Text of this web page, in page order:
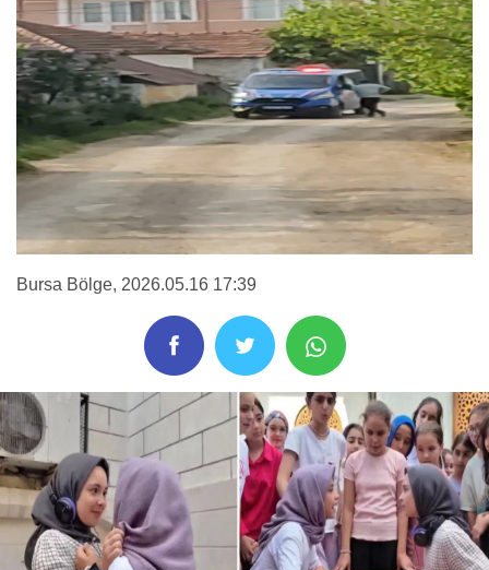
Bursa Bölge, 2026.05.16 17:39